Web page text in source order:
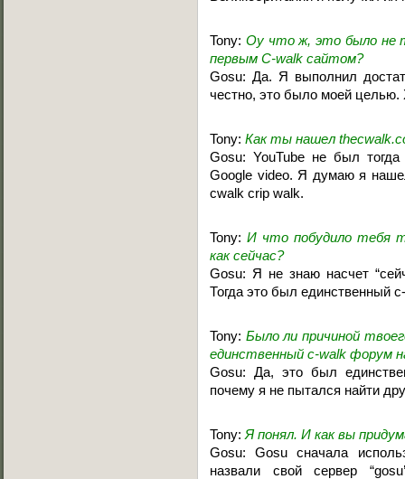
Tony: Оу что ж, это было не
первым C-walk сайтом?
Gosu: Да. Я выполнил
честно, это было моей
Tony: Как ты нашел
Gosu: YouTube не был
Google video. Я думаю я
cwalk crip walk.
Tony: И что побудило тебя
как сейчас?
Gosu: Я не знаю насчет
Тогда это был единственный
Tony: Было ли причиной
единственный c-walk форум
Gosu: Да, это был
почему я не пытался найти
Tony: Я понял. И как вы
Gosu: Gosu сначала
назвали свой сервер